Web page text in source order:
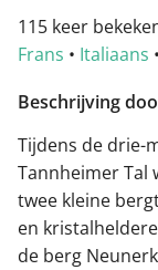
115 keer
Frans • Italiaans •
Beschrijving
Tijdens de drie-
Tannheimer Tal
twee kleine
en
de berg